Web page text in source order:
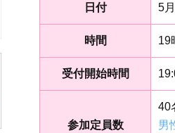
日付 5
時間 19
受付開始時間
参加定員数
40
男